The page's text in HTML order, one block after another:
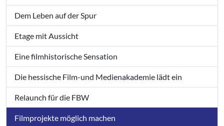
Dem Leben auf der Spur
Etage mit Aussicht
Eine filmhistorische Sensation
Die hessische Film-und Medienakademie lädt ein
Relaunch für die FBW
Filmprojekte möglich machen